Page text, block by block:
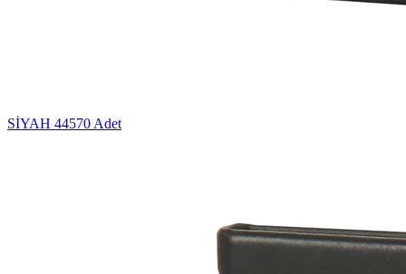
SİYAH 44570 Adet